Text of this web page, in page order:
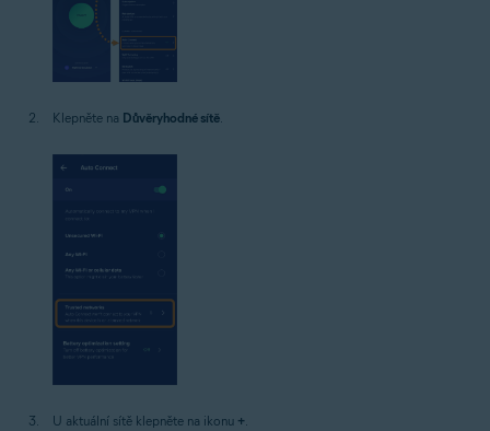
Klepněte na Důvěryhodné sítě.
U aktuální sítě klepněte na ikonu +